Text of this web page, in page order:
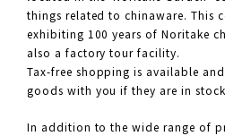
things related to chinaware. This
exhibiting 100 years of Noritake
also a factory tour facility.
Tax-free shopping is available
goods with you if they are in
In addition to the wide range of